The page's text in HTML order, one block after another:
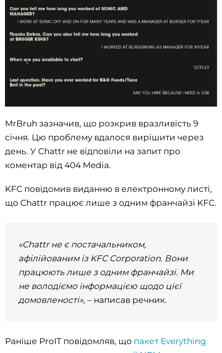
MrBruh зазначив, що розкрив вразливість 9
січня. Цю проблему вдалося вирішити через
день. У Chattr не відповіли на запит про
коментар від 404 Media.
KFC повідомив виданню в електронному листі,
що Chattr працює лише з одним франчайзі KFC.
«Chattr не є постачальником,
афілійованим із KFC Corporation. Вони
працюють лише з одним франчайзі. Ми
не володіємо інформацією щодо цієї
домовленості», – написав речник.
Раніше ProIT повідомляв, що пакет Everything